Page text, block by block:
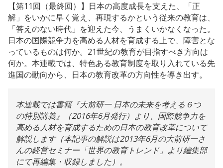
【第11回（最終回）】日本の高度成長を支えた、「正
解」をいかに早く覚え、再現するかという従来の教育は、
「答えのない時代」を迎えた今、うまくいかなくなった。
日本の国際競争力を高める人材を育成する上で、障害とな
っているものは何か。21世紀の教育が目指すべき方向は
何か。本連載では、特色ある教育制度を取り入れている先
進国の動向から、日本の教育改革の方向性を導き出す。
本連載では書籍『大前研一 日本の未来を考える６つ
の特別講義』（2016年6月発行）より、国際競争力を
高める人材を育成するための日本の教育改革について
解説します（本記事の解説は2013年6月の大前研一さ
んの経営セミナー「世界の教育トレンド」より編集部
にて再編集・収録しました）。